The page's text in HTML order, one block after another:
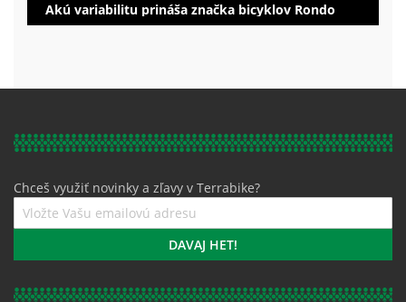
Akú variabilitu prináša značka bicyklov Rondo
Chceš využiť novinky a zľavy v Terrabike?
Prihláste
sa
odberu
DAVAJ HET!